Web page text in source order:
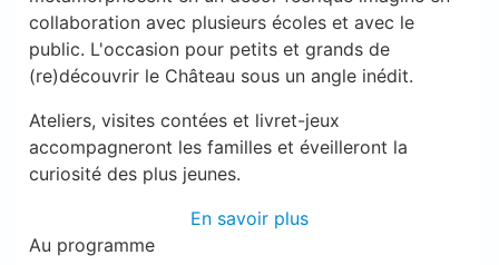
collaboration avec plusieurs écoles et avec le
public. L'occasion pour petits et grands de
(re)découvrir le Château sous un angle inédit.
Ateliers, visites contées et livret-jeux
accompagneront les familles et éveilleront la
curiosité des plus jeunes.
En savoir plus
Au programme